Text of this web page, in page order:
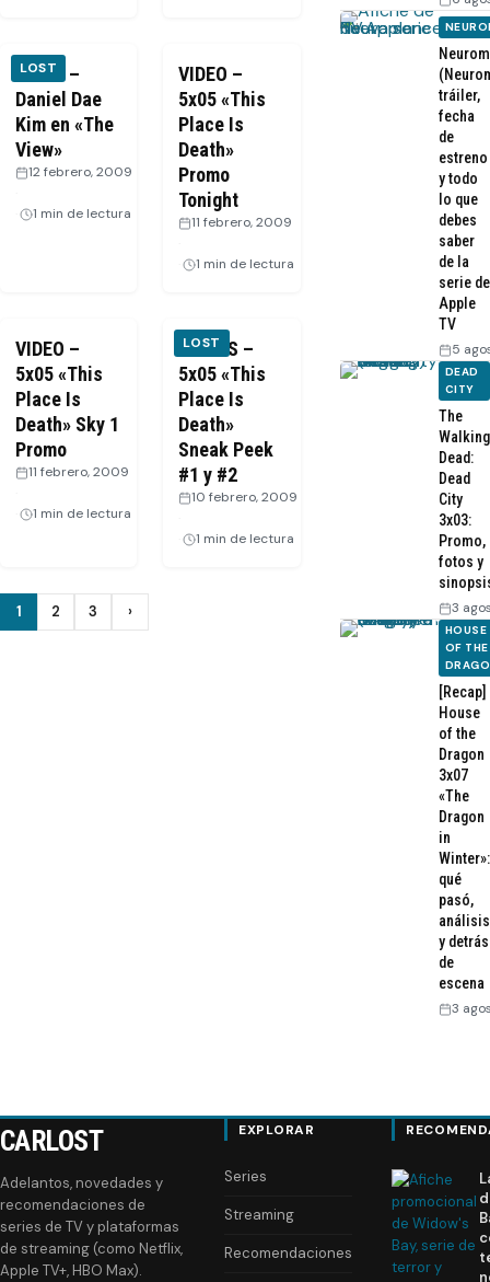
LOST
VIDEO –
Daniel Dae
Kim en «The
View»
12 febrero, 2009
1 min de lectura
VIDEO –
5x05 «This
Place Is
Death»
Promo
Tonight
11 febrero, 2009
1 min de lectura
VIDEO –
5x05 «This
Place Is
Death» Sky 1
Promo
11 febrero, 2009
1 min de lectura
LOST
VIDEOS –
5x05 «This
Place Is
Death»
Sneak Peek
#1 y #2
10 febrero, 2009
1 min de lectura
Paginación
1 2 3 ›
tráiler,
fecha
de
estreno
y todo
lo que
debes
saber
de la
serie de
Apple
TV
5
DEAD
CITY
The
Walking
Dead:
Dead
City
3x03:
Promo,
fotos y
3
HOUSE
OF THE
[Recap]
House
of the
Dragon
3x07
«The
Dragon
in
Winter»:
qué
pasó,
análisis
y detrás
de
escena
3
CARLOST
Adelantos, novedades y
recomendaciones de
series de TV y plataformas
de streaming (como Netflix,
Apple TV+, HBO Max).
EXPLORAR
Series
Streaming
Recomendaciones